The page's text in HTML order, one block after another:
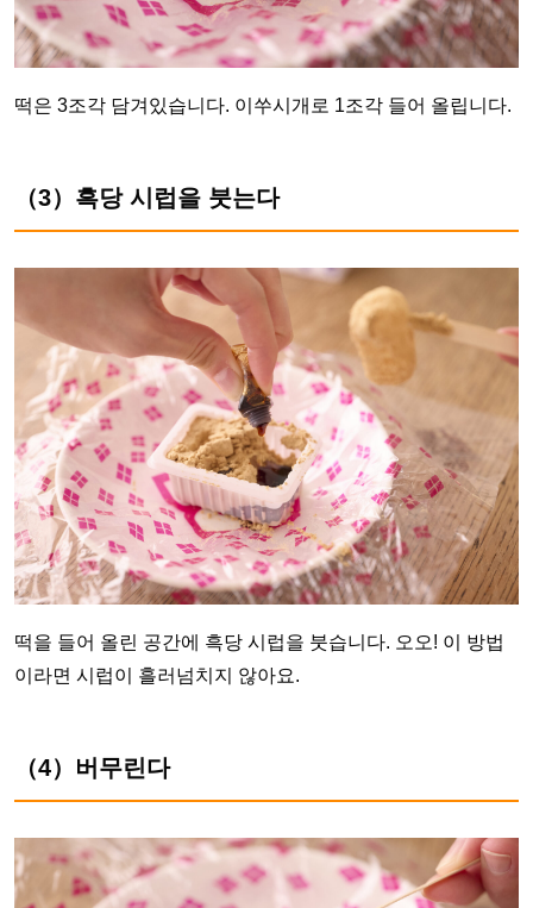
떡은 3조각 담겨있습니다. 이쑤시개로 1조각 들어 올립니다.
（3）흑당 시럽을 붓는다
떡을 들어 올린 공간에 흑당 시럽을 붓습니다. 오오! 이 방법
이라면 시럽이 흘러넘치지 않아요.
（4）버무린다